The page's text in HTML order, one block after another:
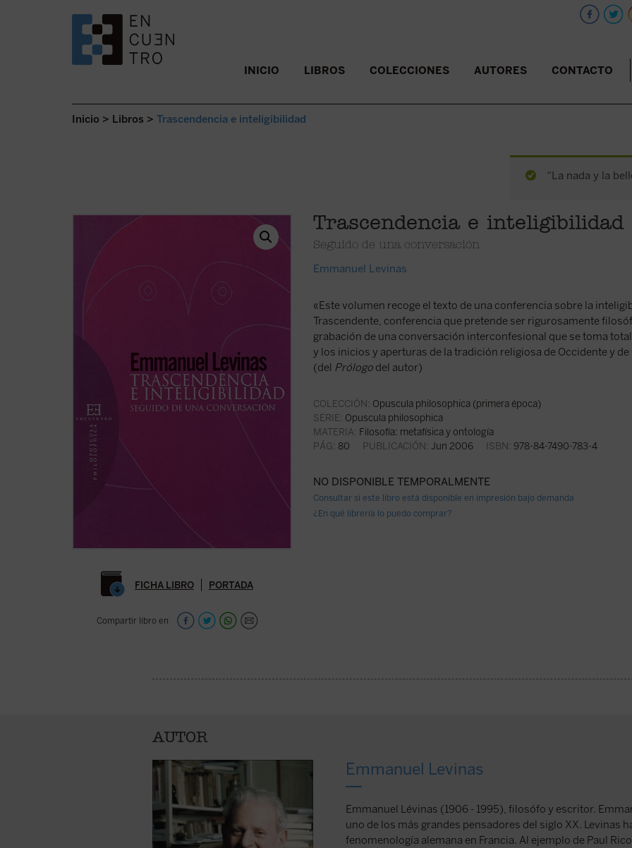
SALTAR AL CONTENIDO. INICIO LIBROS COLECCIONES AUTORES CONTACTO
Inicio > Libros > Trascendencia e inteligibilidad
“La nada y la
FICHA LIBRO PORTADA
Compartir libro en
Trascendencia e inteligibilidad
Seguido de una conversación
Emmanuel Levinas
«Este volumen recoge el texto de una conferencia sobre la
Trascendente, conferencia que pretende ser rigurosamente
grabación de una conversación interconfesional que se toma
y los inicios y aperturas de la tradición religiosa de Occidente y
(del Prólogodel autor)
COLECCIÓN: Opuscula philosophica (primera época)
SERIE: Opuscula philosophica
MATERIA: Filosofía: metafísica y ontología
PÁG: 80 PUBLICACIÓN: Jun 2006 ISBN: 978-84-7490-783-4
NO DISPONIBLE TEMPORALMENTE
Consultar si este libro está disponible en impresión bajo demanda
¿En qué librería lo puedo comprar?
AUTOR
Emmanuel Levinas
Emmanuel Lévinas (1906 - 1995), filosófo y escritor.
uno de los más grandes pensadores del siglo XX. Levinas
fenomenología alemana en Francia. Al ejemplo de Paul